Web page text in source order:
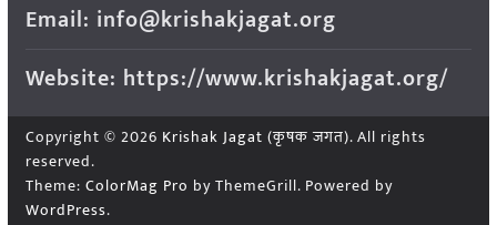
Email: info@krishakjagat.org
Website: https://www.krishakjagat.org/
Copyright © 2026 Krishak Jagat (कृषक जगत). All rights
reserved.
Theme: ColorMag Pro by ThemeGrill. Powered by
WordPress.